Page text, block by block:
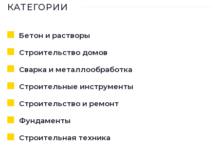
КАТЕГОРИИ
Бетон и растворы
Строительство домов
Сварка и металлообработка
Строительные инструменты
Строительство и ремонт
Фундаменты
Строительная техника